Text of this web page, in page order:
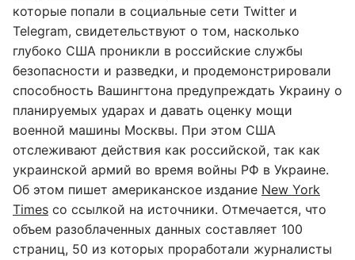
которые попали в социальные сети Twitter и
Telegram, свидетельствуют о том, насколько
глубоко США проникли в российские службы
безопасности и разведки, и продемонстрировали
способность Вашингтона предупреждать Украину о
планируемых ударах и давать оценку мощи
военной машины Москвы. При этом США
отслеживают действия как российской, так как
украинской армий во время войны РФ в Украине.
Об этом пишет американское издание New York
Times со ссылкой на источники. Отмечается, что
объем разоблаченных данных составляет 100
страниц, 50 из которых проработали журналисты